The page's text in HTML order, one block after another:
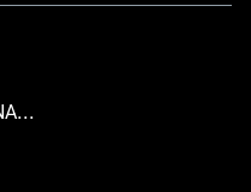
Le nouveau catalogue TECHNAL est arrivé